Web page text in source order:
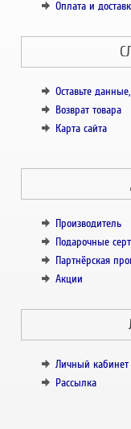
Оплата и
Оставьте
Возврат товара
Карта сайта
Производитель
Подарочные
Партнёрская
Акции
Личный кабинет
Рассылка